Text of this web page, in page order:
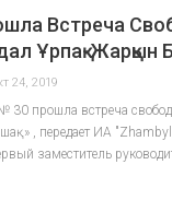
Встреча
Ұрпақ-Жарқын
24, 2019
30 прошла встреча
, передает ИА
заместитель